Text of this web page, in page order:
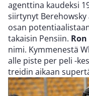
agenttina kaudeksi
siirtynyt
osan
takaisin Pensiin.
nimi. Kymmenestä
alle piste per peli -
treidin aikaan